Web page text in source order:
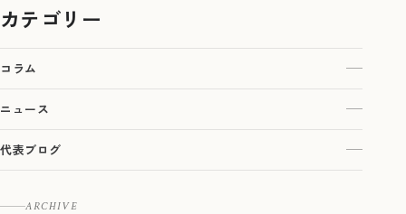
カテゴリー
コラム
ニュース
代表ブログ
ARCHIVE